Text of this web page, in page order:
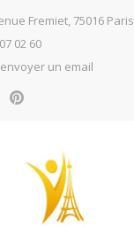
Fremiet, 75016 Paris
02 60
un email